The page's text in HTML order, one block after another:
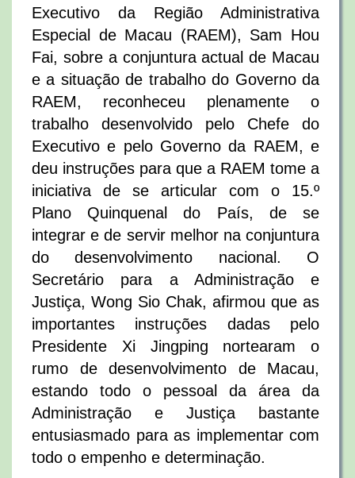
Executivo da Região Administrativa
Especial de Macau (RAEM), Sam Hou
Fai, sobre a conjuntura actual de Macau
e a situação de trabalho do Governo da
RAEM, reconheceu plenamente o
trabalho desenvolvido pelo Chefe do
Executivo e pelo Governo da RAEM, e
deu instruções para que a RAEM tome a
iniciativa de se articular com o 15.º
Plano Quinquenal do País, de se
integrar e de servir melhor na conjuntura
do desenvolvimento nacional. O
Secretário para a Administração e
Justiça, Wong Sio Chak, afirmou que as
importantes instruções dadas pelo
Presidente Xi Jingping nortearam o
rumo de desenvolvimento de Macau,
estando todo o pessoal da área da
Administração e Justiça bastante
entusiasmado para as implementar com
todo o empenho e determinação.